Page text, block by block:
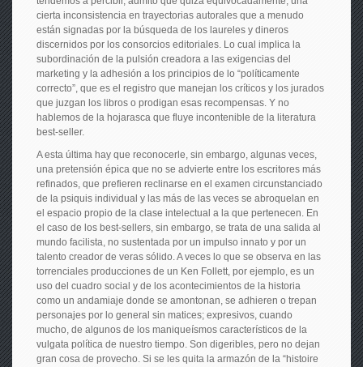
cierta inconsistencia en trayectorias autorales que a menudo
están signadas por la búsqueda de los laureles y dineros
discernidos por los consorcios editoriales. Lo cual implica la
subordinación de la pulsión creadora a las exigencias del
marketing y la adhesión a los principios de lo “políticamente
correcto”, que es el registro que manejan los críticos y los jurados
que juzgan los libros o prodigan esas recompensas. Y no
hablemos de la hojarasca que fluye incontenible de la literatura
best-seller.
A esta última hay que reconocerle, sin embargo, algunas veces,
una pretensión épica que no se advierte entre los escritores más
refinados, que prefieren reclinarse en el examen circunstanciado
de la psiquis individual y las más de las veces se abroquelan en
el espacio propio de la clase intelectual a la que pertenecen. En
el caso de los best-sellers, sin embargo, se trata de una salida al
mundo facilista, no sustentada por un impulso innato y por un
talento creador de veras sólido. A veces lo que se observa en las
torrenciales producciones de un Ken Follett, por ejemplo, es un
uso del cuadro social y de los acontecimientos de la historia
como un andamiaje donde se amontonan, se adhieren o trepan
personajes por lo general sin matices; expresivos, cuando
mucho, de algunos de los maniqueísmos característicos de la
vulgata política de nuestro tiempo. Son digeribles, pero no dejan
gran cosa de provecho. Si se les quita la armazón de la “histoire